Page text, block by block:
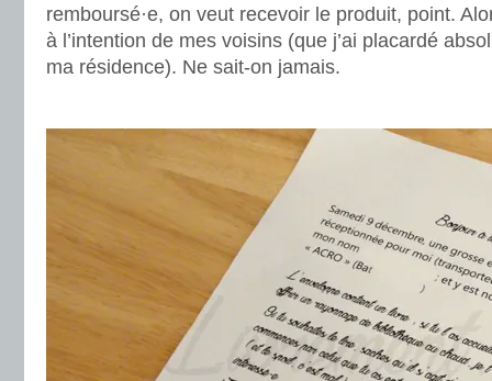
remboursé·e, on veut recevoir le produit, point.
à l’intention de mes voisins (que j’ai placardé
ma résidence). Ne sait-on jamais.